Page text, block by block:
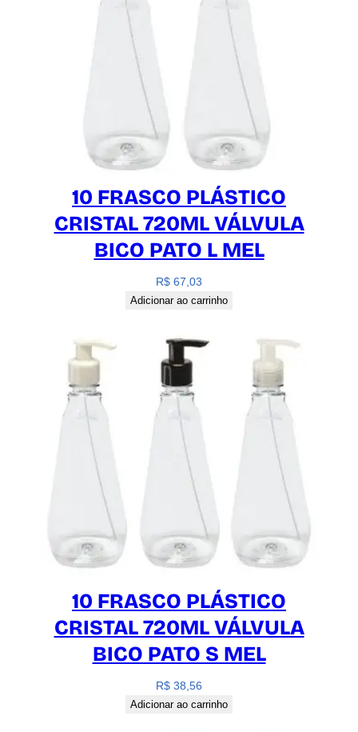
10 FRASCO PLÁSTICO
CRISTAL 720ML VÁLVULA
BICO PATO L MEL
R$ 67,03
Adicionar ao carrinho
10 FRASCO PLÁSTICO
CRISTAL 720ML VÁLVULA
BICO PATO S MEL
R$ 38,56
Adicionar ao carrinho